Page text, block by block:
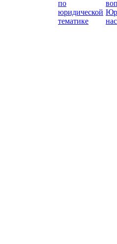
по
юридической
тематике